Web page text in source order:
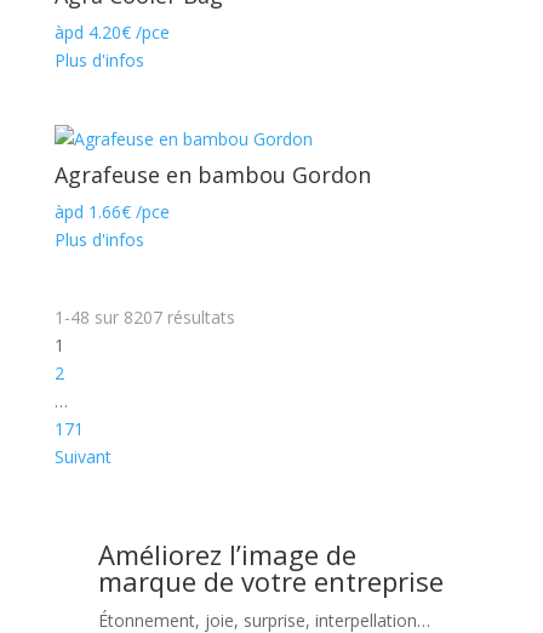
àpd 4.20€/pce
Plus d'infos
Agrafeuse en bambou Gordon
àpd 1.66€/pce
Plus d'infos
1-48 sur 8207résultats
1
2
…
171
Suivant
Améliorez l’image de
marque de votre entreprise
Étonnement, joie, surprise, interpellation…